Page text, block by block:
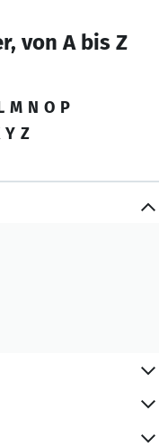
von A bis Z
M N O P
Y Z